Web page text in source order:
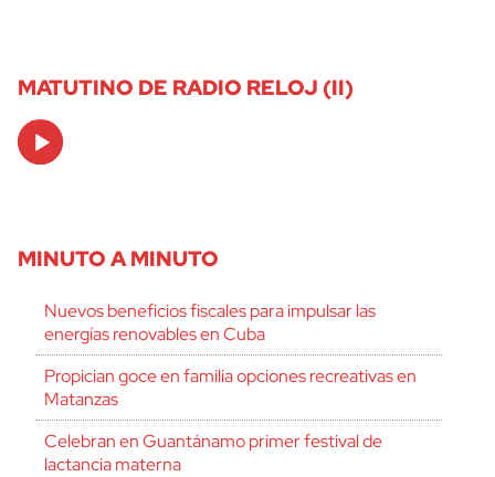
MATUTINO DE RADIO RELOJ (II)
Audio
Player
MINUTO A MINUTO
Nuevos beneficios fiscales para impulsar las
energías renovables en Cuba
Propician goce en familia opciones recreativas en
Matanzas
Celebran en Guantánamo primer festival de
lactancia materna